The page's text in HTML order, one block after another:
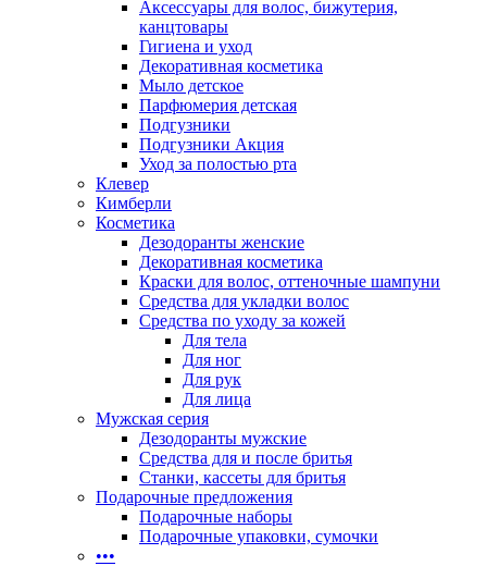
Аксессуары для волос, бижутерия,
канцтовары
Гигиена и уход
Декоративная косметика
Мыло детское
Парфюмерия детская
Подгузники
Подгузники Акция
Уход за полостью рта
Клевер
Кимберли
Косметика
Дезодоранты женские
Декоративная косметика
Краски для волос, оттеночные шампуни
Средства для укладки волос
Средства по уходу за кожей
Для тела
Для ног
Для рук
Для лица
Мужская серия
Дезодоранты мужские
Средства для и после бритья
Станки, кассеты для бритья
Подарочные предложения
Подарочные наборы
Подарочные упаковки, сумочки
•••